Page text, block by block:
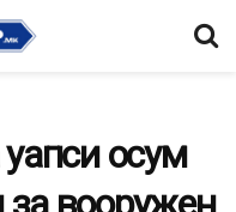
уапси осум